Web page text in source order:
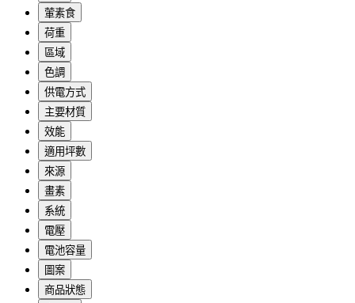
葷素食
荷重
區域
色調
供電方式
主要材質
效能
適用坪數
來源
畫素
系統
電壓
電池容量
圖案
商品狀態